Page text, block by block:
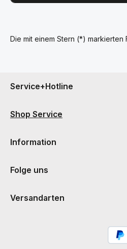
Die mit einem Stern (*) markierten
Service+Hotline
Shop Service
Information
Folge uns
Versandarten